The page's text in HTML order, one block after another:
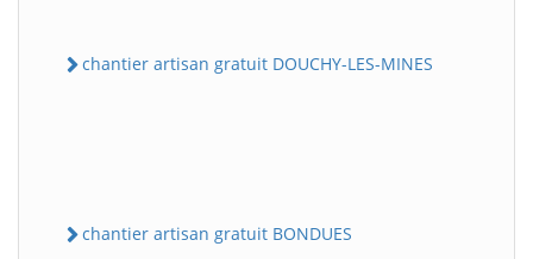
chantier artisan gratuit DOUCHY-LES-MINES
chantier artisan gratuit BONDUES